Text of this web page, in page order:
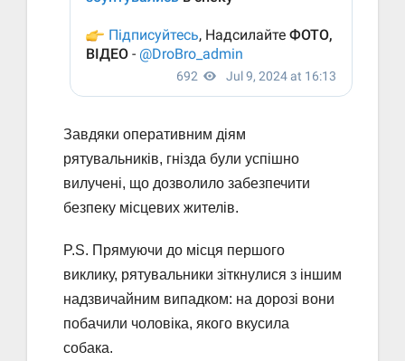
Завдяки оперативним діям
рятувальників, гнізда були успішно
вилучені, що дозволило забезпечити
безпеку місцевих жителів.
P.S. Прямуючи до місця першого
виклику, рятувальники зіткнулися з іншим
надзвичайним випадком: на дорозі вони
побачили чоловіка, якого вкусила
собака.